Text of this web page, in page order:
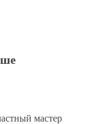
мастер